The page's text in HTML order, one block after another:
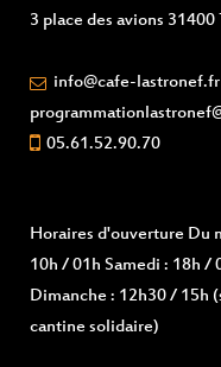
3 place des avions 31400
info@cafe-lastronef.fr
05.61.52.90.70
Horaires d'ouverture Du
10h / 01h Samedi : 18h /
Dimanche : 12h30 / 15h
cantine solidaire)